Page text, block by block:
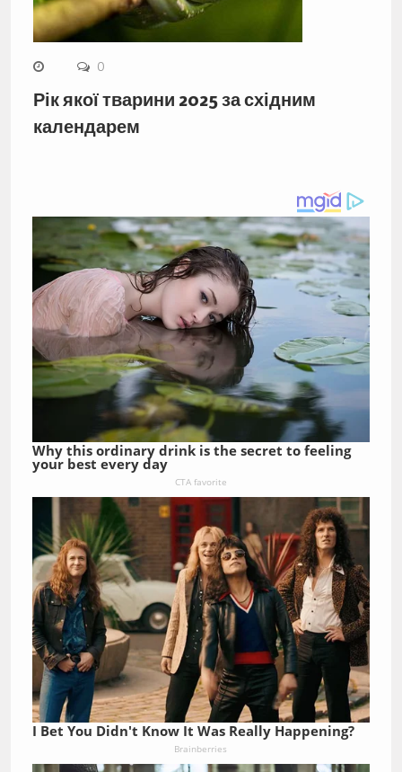
0
Рік якої тварини 2025 за східним
календарем
Why this ordinary drink is the secret to feeling
your best every day
CTA favorite
I Bet You Didn't Know It Was Really Happening?
Brainberries